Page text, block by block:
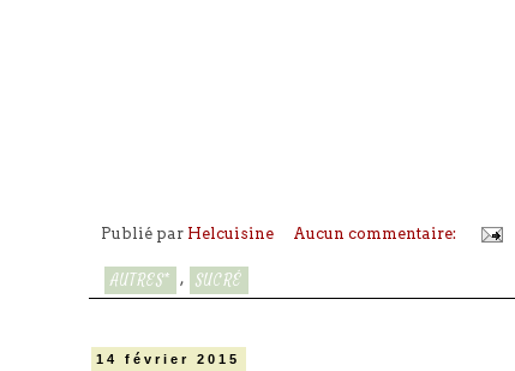
Publié par Helcuisine Aucun commentaire:
AUTRES* , SUCRÉ
14 février 2015